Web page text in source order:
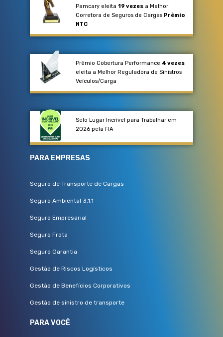
Pamcary eleita 19 vezes a Melhor
Corretora de Seguros de Cargas Prêmio
NTC
Prêmio Cobertura Performance 4 vezes
eleita a Melhor Reguladora de Sinistros
Veículos/Carga​
Selo Lugar Incrível para Trabalhar em
2026 pela FIA
PARA EMPRESAS
Seguro de Transporte de Cargas
Seguro Ambiental 3.1.1
Seguro Empresarial
Seguro Frota
Seguro Garantia
Gestão de Riscos Logísticos
Gestão de Benefícios Corporativos
Gestão de sinistro de transporte
PARA VOCÊ